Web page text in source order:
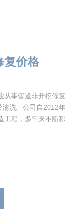
复价格
从事管道非开挖修
洗。公司自2012
工程，多年来不断
，具备中大型项目
术、设备水平，